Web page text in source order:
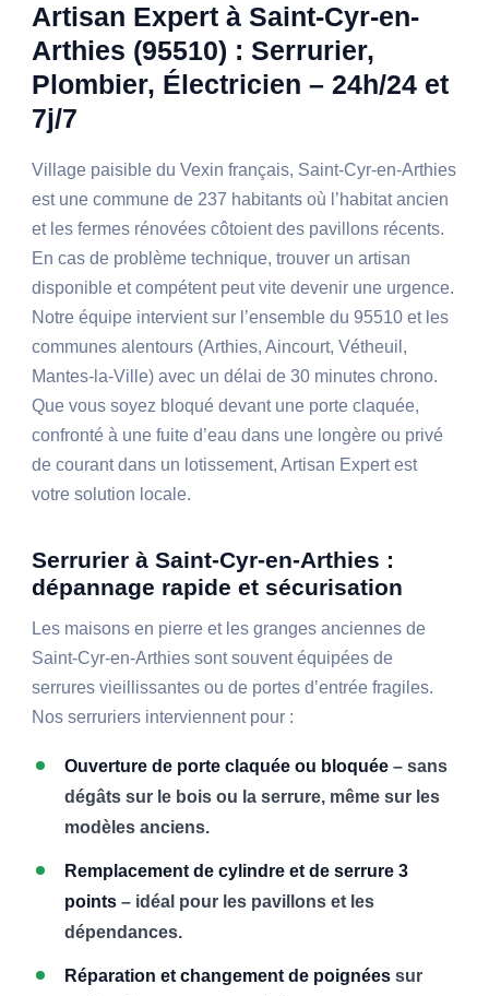
Artisan Expert à Saint-Cyr-en-
Arthies (95510) : Serrurier,
Plombier, Électricien – 24h/24 et
7j/7
Village paisible du Vexin français, Saint-Cyr-en-Arthies
est une commune de 237 habitants où l’habitat ancien
et les fermes rénovées côtoient des pavillons récents.
En cas de problème technique, trouver un artisan
disponible et compétent peut vite devenir une urgence.
Notre équipe intervient sur l’ensemble du 95510 et les
communes alentours (Arthies, Aincourt, Vétheuil,
Mantes-la-Ville) avec un délai de 30 minutes chrono.
Que vous soyez bloqué devant une porte claquée,
confronté à une fuite d’eau dans une longère ou privé
de courant dans un lotissement, Artisan Expert est
votre solution locale.
Serrurier à Saint-Cyr-en-Arthies :
dépannage rapide et sécurisation
Les maisons en pierre et les granges anciennes de
Saint-Cyr-en-Arthies sont souvent équipées de
serrures vieillissantes ou de portes d’entrée fragiles.
Nos serruriers interviennent pour :
Ouverture de porte claquée ou bloquée – sans
dégâts sur le bois ou la serrure, même sur les
modèles anciens.
Remplacement de cylindre et de serrure 3
points – idéal pour les pavillons et les
dépendances.
Réparation et changement de poignées sur